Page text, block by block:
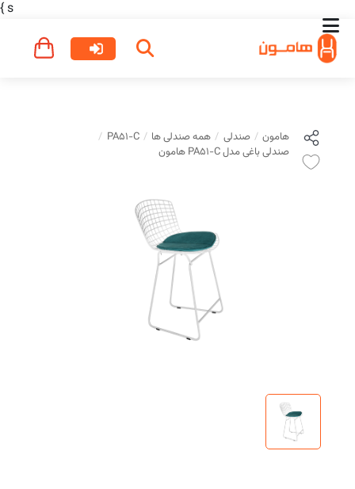
s
}
هامون صندلی همه صندلی ها
PA51-C
صندلی باغی مدل PA51-C هامون